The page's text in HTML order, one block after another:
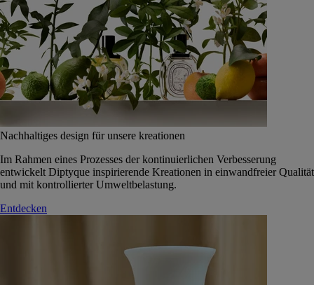
Nachhaltiges design für unsere kreationen
Im Rahmen eines Prozesses der kontinuierlichen Verbesserung
entwickelt Diptyque inspirierende Kreationen in einwandfreier Qualität
und mit kontrollierter Umweltbelastung.
Entdecken